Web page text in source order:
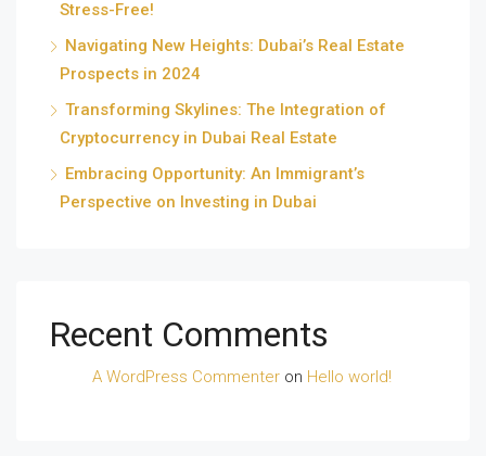
Stress-Free!
Navigating New Heights: Dubai’s Real Estate
Prospects in 2024
Transforming Skylines: The Integration of
Cryptocurrency in Dubai Real Estate
Embracing Opportunity: An Immigrant’s
Perspective on Investing in Dubai
Recent Comments
A WordPress Commenter on Hello world!